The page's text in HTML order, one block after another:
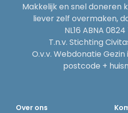
Makkelijk en snel doneren
liever zelf overmaken,
NL16 ABNA
T.n.v. Stichting
O.v.v. Webdonatie
postcode +
Over ons